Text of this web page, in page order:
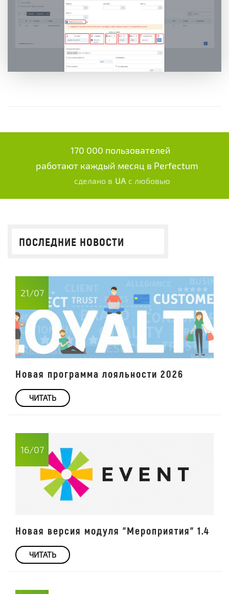
170 000 пользователей
работают каждый месяц в Perfectum
сделано в UA с любовью
ПОСЛЕДНИЕ НОВОСТИ
21/07
Новая программа лояльности 2026
ЧИТАТЬ
16/07
Новая версия модуля "Мероприятия" 1.4
ЧИТАТЬ